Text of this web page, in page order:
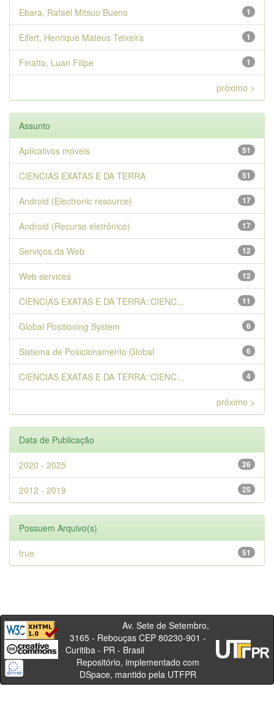
1
Ebara, Rafael Mitsuo Bueno
1
Eifert, Henrique Mateus Teixeira
1
Finatto, Luan Filipe
próximo >
Assunto
51
Aplicativos móveis
51
CIENCIAS EXATAS E DA TERRA
17
Android (Electronic resource)
17
Android (Recurso eletrônico)
12
Serviços da Web
12
Web services
11
CIENCIAS EXATAS E DA TERRA::CIENC...
6
Global Positioning System
6
Sistema de Posicionamento Global
4
CIENCIAS EXATAS E DA TERRA::CIENC...
próximo >
Data de Publicação
26
2020 - 2025
25
2012 - 2019
Possuem Arquivo(s)
51
true
Av. Sete de Setembro,
3165 - Rebouças CEP 80230-901 -
Curitiba - PR - Brasil
Repositório, implementado com
DSpace, mantido pela UTFPR